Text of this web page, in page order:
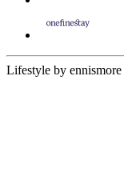
Lifestyle by ennismore